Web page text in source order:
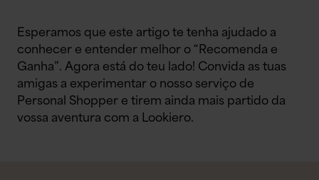
Esperamos que este artigo te tenha ajudado a
conhecer e entender melhor o “Recomenda e
Ganha”. Agora está do teu lado! Convida as tuas
amigas a experimentar o nosso serviço de
Personal Shopper e tirem ainda mais partido da
vossa aventura com a Lookiero.